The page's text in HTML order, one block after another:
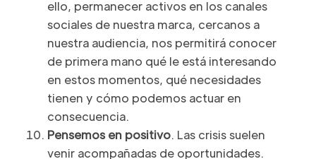
ello, permanecer activos en los canales
sociales de nuestra marca, cercanos a
nuestra audiencia, nos permitirá conocer
de primera mano qué le está interesando
en estos momentos, qué necesidades
tienen y cómo podemos actuar en
consecuencia.
Pensemos en positivo. Las crisis suelen
venir acompañadas de oportunidades.